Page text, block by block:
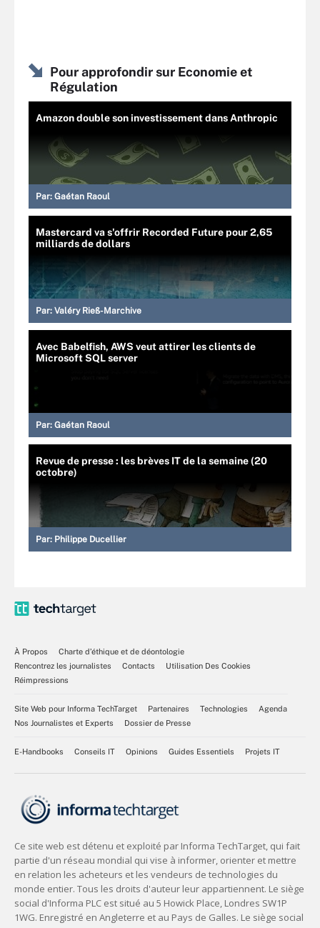
Pour approfondir sur Economie et
Régulation
Amazon double son investissement dans Anthropic
Par: Gaétan Raoul
Mastercard va s'offrir Recorded Future pour 2,65
milliards de dollars
Par: Valéry Rieß-Marchive
Avec Babelfish, AWS veut attirer les clients de
Microsoft SQL server
Par: Gaétan Raoul
Revue de presse : les brèves IT de la semaine (20
octobre)
Par: Philippe Ducellier
À Propos
Charte d’éthique et de déontologie
Rencontrez les journalistes
Contacts
Utilisation Des Cookies
Réimpressions
Site Web pour Informa TechTarget Partenaires Technologies
Agenda
Nos Journalistes et Experts
Dossier de Presse
E-Handbooks Conseils IT Opinions Guides Essentiels Projets IT